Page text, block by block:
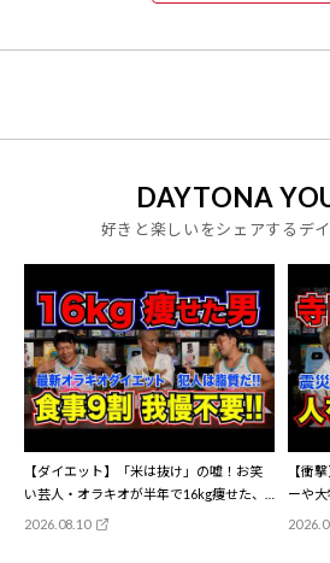
DAYTONA
好きと楽しいをシェアするデ
【ダイエット】「米は抜け」の嘘！お笑
い芸人・オラキオが半年で16kg痩せた、
衝撃のダイエット法。食事9割で痩せる!?
2026.08.10
【衝
ーや
「こ